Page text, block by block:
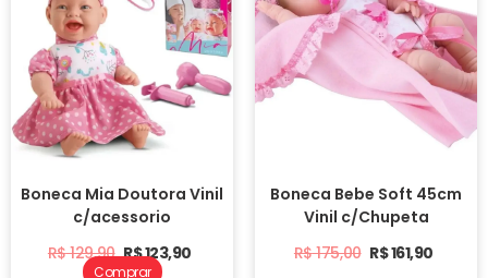
Boneca Mia Doutora Vinil
c/acessorio
R$129,90 R$123,90
Boneca Bebe Soft 45cm
Vinil c/Chupeta
R$175,00 R$161,90
Comprar